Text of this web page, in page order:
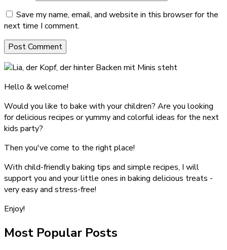
Save my name, email, and website in this browser for the
next time I comment.
Hello & welcome!
Would you like to bake with your children? Are you looking
for delicious recipes or yummy and colorful ideas for the next
kids party?
Then you've come to the right place!
With child-friendly baking tips and simple recipes, I will
support you and your little ones in baking delicious treats -
very easy and stress-free!
Enjoy!
Most Popular Posts